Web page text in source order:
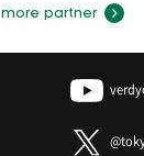
more partner